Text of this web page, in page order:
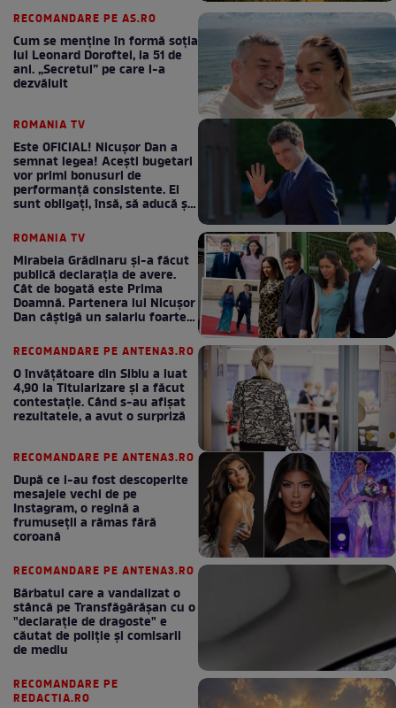
RECOMANDARE PE AS.RO
Cum se menţine în formă soţia
lui Leonard Doroftei, la 51 de
ani. „Secretul” pe care l-a
dezvăluit
ROMANIA TV
Este OFICIAL! Nicușor Dan a
semnat legea! Acești bugetari
vor primi bonusuri de
performanță consistente. Ei
sunt obligați, însă, să aducă și
ROMANIA TV
Mirabela Grădinaru și-a făcut
publică declarația de avere.
Cât de bogată este Prima
Doamnă. Partenera lui Nicușor
Dan câștigă un salariu foarte
RECOMANDARE PE ANTENA3.RO
O învățătoare din Sibiu a luat
4,90 la Titularizare și a făcut
contestație. Când s-au afișat
rezultatele, a avut o surpriză
RECOMANDARE PE ANTENA3.RO
După ce i-au fost descoperite
mesajele vechi de pe
Instagram, o regină a
frumuseții a rămas fără
coroană
RECOMANDARE PE ANTENA3.RO
Bărbatul care a vandalizat o
stâncă pe Transfăgărășan cu o
"declaraţie de dragoste" e
căutat de poliție și comisarii
de mediu
RECOMANDARE PE
REDACTIA.RO